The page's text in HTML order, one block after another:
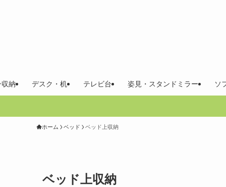
納 デスク・机 テレビ台 姿見・スタンドミラー ソ
ホーム ベッド ベッド上収納
ベッド上収納